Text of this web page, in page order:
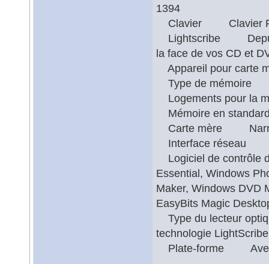
1394
Clavier Clavier
Lightscribe Depuis
la face de vos CD et
Appareil pour
Type de
Logements pour
Mémoire en
Carte mère
Interface réseau
Logiciel de contrôle
Essential, Windows
Maker, Windows DVD
EasyBits Magic
Type du lecteur
technologie
Plate-forme Avec